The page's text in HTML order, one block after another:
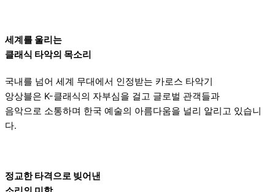
세계를 울리는
클래식 타악의 목소리
국내를 넘어 세계 무대에서 인정받는 카로스 타악기
앙상블은 K-클래식의 자부심을 걸고 글로벌 관객들과
음악으로 소통하며 한국 예술의 아름다움을 널리 알리고 있습니
다.
정교한 타격으로 빚어낸